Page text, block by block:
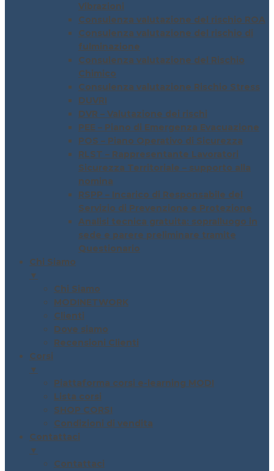
Vibrazioni
Consulenza valutazione del rischio ROA
Consulenza valutazione del rischio di
fulminazione
Consulenza valutazione del Rischio
Chimico
Consulenza valutazione Rischio Stress
DUVRI
DVR – Valutazione dei rischi
PEE – Piano di Emergenza Evacuazione
POS – Piano Operativo di Sicurezza
RLST – Rappresentante Lavoratori
Sicurezza Territoriale – supporto alla
nomina
RSPP – Incarico di Responsabile del
Servizio di Prevenzione e Protezione
Analisi tecnica gratuita: sopralluogo in
sede e parere preliminare tramite
Questionario
Chi Siamo
▼
Chi Siamo
MODINETWORK
Clienti
Dove siamo
Recensioni Clienti
Corsi
▼
Piattaforma corsi e-learning MODI
Lista corsi
SHOP CORSI
Condizioni di vendita
Contattaci
▼
Contattaci